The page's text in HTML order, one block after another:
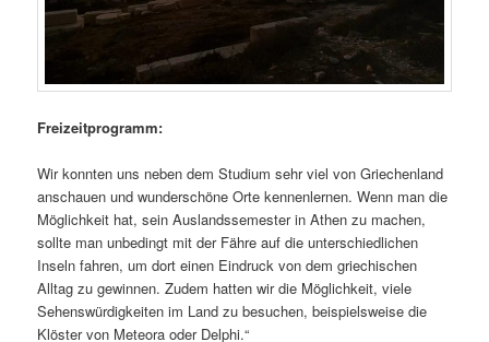
Freizeitprogramm:
Wir konnten uns neben dem Studium sehr viel von Griechenland
anschauen und wunderschöne Orte kennenlernen. Wenn man die
Möglichkeit hat, sein Auslandssemester in Athen zu machen,
sollte man unbedingt mit der Fähre auf die unterschiedlichen
Inseln fahren, um dort einen Eindruck von dem griechischen
Alltag zu gewinnen. Zudem hatten wir die Möglichkeit, viele
Sehenswürdigkeiten im Land zu besuchen, beispielsweise die
Klöster von Meteora oder Delphi.“